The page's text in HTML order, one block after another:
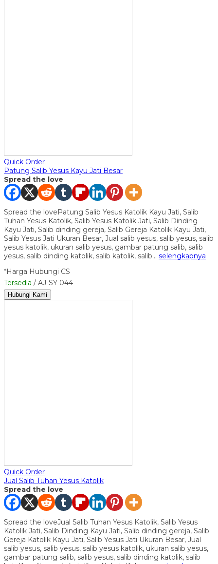
Quick Order
Patung Salib Yesus Kayu Jati Besar
Spread the love
Spread the lovePatung Salib Yesus Katolik Kayu Jati, Salib
Tuhan Yesus Katolik, Salib Yesus Katolik Jati, Salib Dinding
Kayu Jati, Salib dinding gereja, Salib Gereja Katolik Kayu Jati,
Salib Yesus Jati Ukuran Besar, Jual salib yesus, salib yesus, salib
yesus katolik, ukuran salib yesus, gambar patung salib, salib
yesus, salib dinding katolik, salib katolik, salib… selengkapnya
*Harga Hubungi CS
Tersedia / AJ-SY 044
Hubungi Kami
Quick Order
Jual Salib Tuhan Yesus Katolik
Spread the love
Spread the loveJual Salib Tuhan Yesus Katolik, Salib Yesus
Katolik Jati, Salib Dinding Kayu Jati, Salib dinding gereja, Salib
Gereja Katolik Kayu Jati, Salib Yesus Jati Ukuran Besar, Jual
salib yesus, salib yesus, salib yesus katolik, ukuran salib yesus,
gambar patung salib, salib yesus, salib dinding katolik, salib